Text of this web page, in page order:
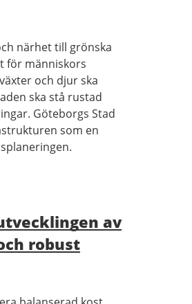
närhet till grönska
för människors
och djur ska
ska stå rustad
Göteborgs Stad
som en
av
robust